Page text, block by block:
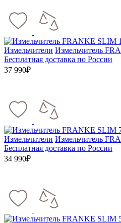
Измельчители Измельчитель
Бесплатная доставка по России
37 990₽
Измельчители Измельчитель
Бесплатная доставка по России
34 990₽